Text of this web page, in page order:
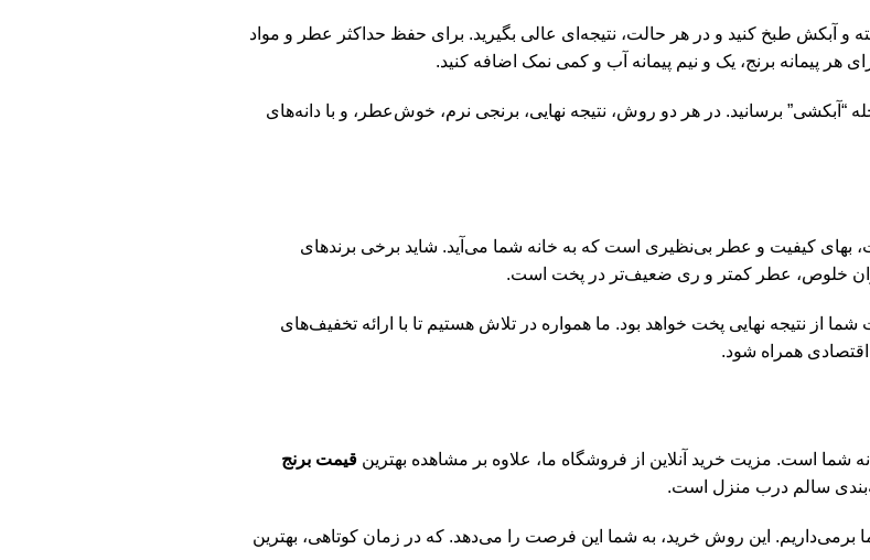
و آبکش طبخ کنید و در هر حالت، نتیجه‌ای عالی بگیرید. برای حفظ حداکثر عطر و مواد
پیمانه برنج، یک و نیم پیمانه آب و کمی نمک اضافه کنید.
برسانید. در هر دو روش، نتیجه نهایی، برنجی نرم، خوش‌عطر، و با دانه‌های
بهای کیفیت و عطر بی‌نظیری است که به خانه شما می‌آید. شاید برخی برندهای
میزان خلوص، عطر کمتر و ری ضعیف‌تر در پخت است.
از نتیجه نهایی پخت خواهد بود. ما همواره در تلاش هستیم تا با ارائه تخفیف‌های
اقتصادی همراه شود.
شما است. مزیت خرید آنلاین از فروشگاه ما، علاوه بر مشاهده بهترین قیمت برنج
سالم درب منزل است.
برمی‌داریم. این روش خرید، به شما این فرصت را می‌دهد. که در زمان کوتاهی، بهترین